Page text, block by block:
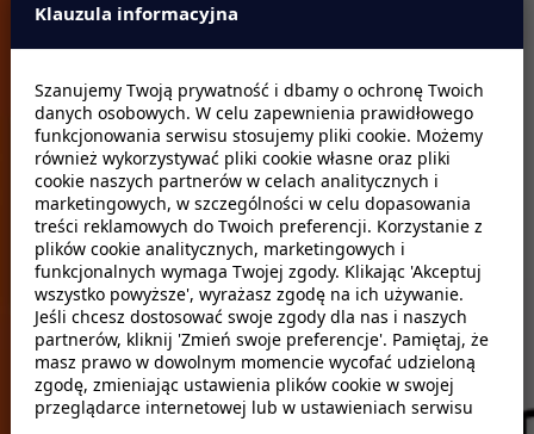
Data odbioru Godzina
Data zwrotu Godzina
Szukaj
zwróć w innym miejscu
Klauzula informacyjna
Szanujemy Twoją prywatność i dbamy o ochronę Twoich
danych osobowych. W celu zapewnienia prawidłowego
funkcjonowania serwisu stosujemy pliki cookie. Możemy
również wykorzystywać pliki cookie własne oraz pliki
cookie naszych partnerów w celach analitycznych i
marketingowych, w szczególności w celu dopasowania
treści reklamowych do Twoich preferencji. Korzystanie z
plików cookie analitycznych, marketingowych i
funkcjonalnych wymaga Twojej zgody. Klikając 'Akceptuj
wszystko powyższe', wyrażasz zgodę na ich używanie.
Jeśli chcesz dostosować swoje zgody dla nas i naszych
partnerów, kliknij 'Zmień swoje preferencje'. Pamiętaj, że
masz prawo w dowolnym momencie wycofać udzieloną
zgodę, zmieniając ustawienia plików cookie w swojej
przeglądarce internetowej lub w ustawieniach serwisu